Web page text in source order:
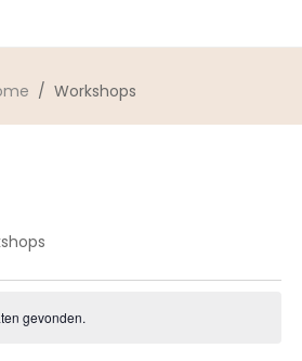
/ Workshops
gevonden.